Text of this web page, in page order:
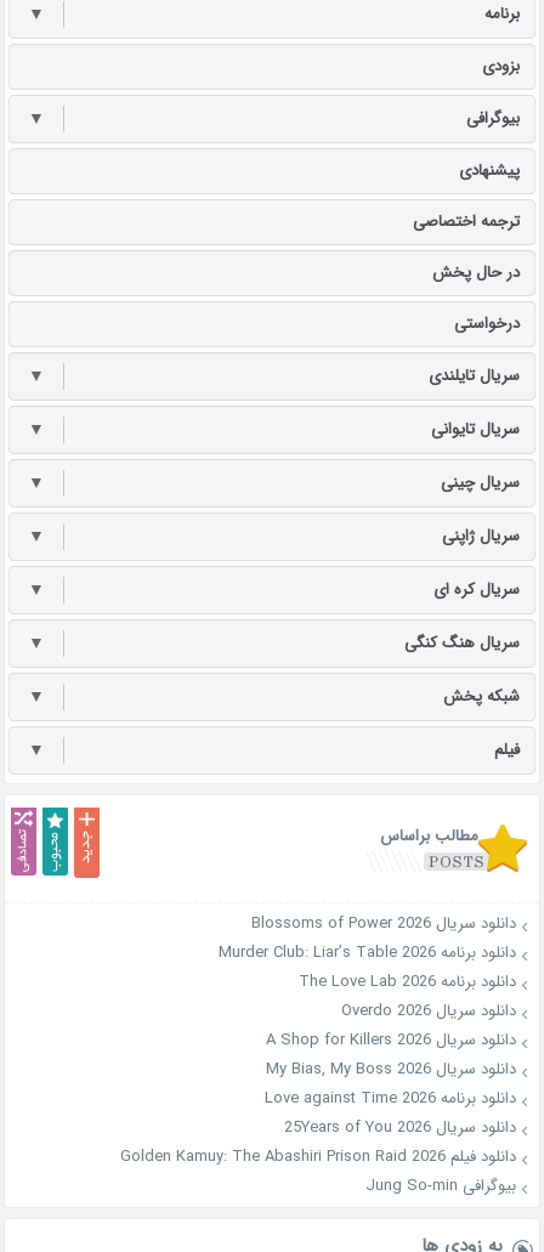
برنامه ▼
بزودی
بیوگرافی ▼
پیشنهادی
ترجمه اختصاصی
در حال پخش
درخواستی
سریال تایلندی ▼
سریال تایوانی ▼
سریال چینی ▼
سریال ژاپنی ▼
سریال کره ای ▼
سریال هنگ کنگی ▼
شبکه پخش ▼
فیلم ▼
مطالب براساس
دانلود سریال Blossoms of Power 2026
دانلود برنامه Murder Club: Liar’s Table 2026
دانلود برنامه The Love Lab 2026
دانلود سریال Overdo 2026
دانلود سریال A Shop for Killers 2026
دانلود سریال My Bias, My Boss 2026
دانلود برنامه Love against Time 2026
دانلود سریال 25Years of You 2026
دانلود فیلم Golden Kamuy: The Abashiri Prison Raid 2026
بیوگرافی Jung So-min